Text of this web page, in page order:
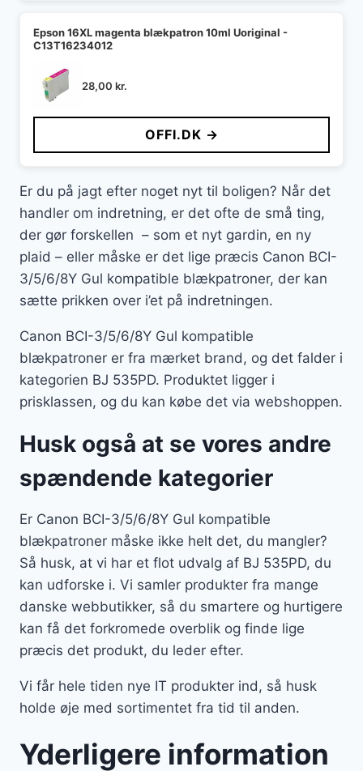
Epson 16XL magenta blækpatron 10ml Uoriginal -
C13T16234012
28,00 kr.
OFFI.DK →
Er du på jagt efter noget nyt til boligen? Når det
handler om indretning, er det ofte de små ting,
der gør forskellen – som et nyt gardin, en ny
plaid – eller måske er det lige præcis Canon BCI-
3/5/6/8Y Gul kompatible blækpatroner, der kan
sætte prikken over i’et på indretningen.
Canon BCI-3/5/6/8Y Gul kompatible
blækpatroner er fra mærket brand, og det falder i
kategorien BJ 535PD. Produktet ligger i
prisklassen, og du kan købe det via webshoppen.
Husk også at se vores andre
spændende kategorier
Er Canon BCI-3/5/6/8Y Gul kompatible
blækpatroner måske ikke helt det, du mangler?
Så husk, at vi har et flot udvalg af BJ 535PD, du
kan udforske i. Vi samler produkter fra mange
danske webbutikker, så du smartere og hurtigere
kan få det forkromede overblik og finde lige
præcis det produkt, du leder efter.
Vi får hele tiden nye IT produkter ind, så husk
holde øje med sortimentet fra tid til anden.
Yderligere information